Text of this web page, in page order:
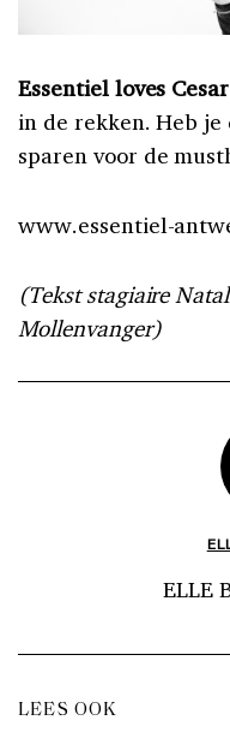
Essentiel loves
in de rekken. Heb
sparen voor de
www.essentiel-
(Tekst stagiaire
Mollenvanger)
ELLE
LEES OOK